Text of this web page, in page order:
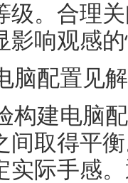
级。合理
影响观感
脑配置见
构建电脑
间取得平
实际手感